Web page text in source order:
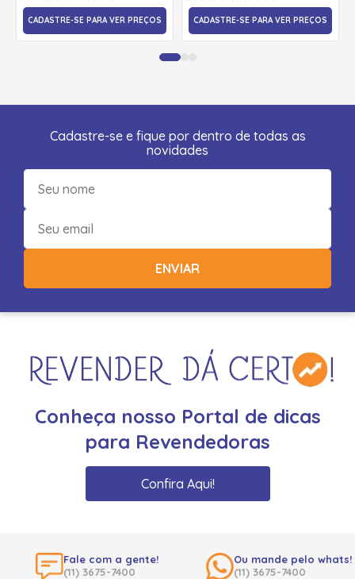
CADASTRE-SE PARA VER PREÇOS CADASTRE-SE PARA VER PREÇOS
Cadastre-se e fique por dentro de todas as
novidades
ENVIAR
Conheça nosso Portal de dicas
para Revendedoras
Confira Aqui!
Fale com a gente!
(11) 3675-7400
Ou mande pelo whats!
(11) 3675-7400